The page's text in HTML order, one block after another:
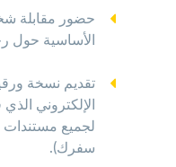
حضور مقابلة
الأساسية حول
تقديم نسخة
الإلكتروني
لجميع مستندات
سفرك).